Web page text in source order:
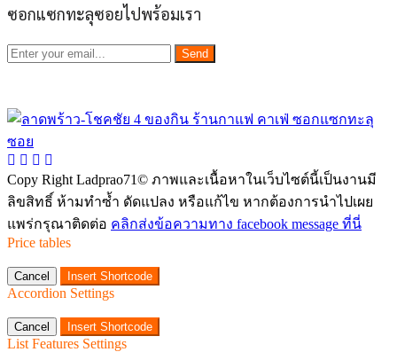
ซอกแซกทะลุซอยไปพร้อมเรา
Send
Copy Right Ladprao71© ภาพและเนื้อหาในเว็บไซต์นี้เป็นงานมี
ลิขสิทธิ์ ห้ามทำซ้ำ ดัดแปลง หรือแก้ไข หากต้องการนำไปเผย
แพร่กรุณาติดต่อ คลิกส่งข้อความทาง facebook message ที่นี่
Price tables
Cancel Insert Shortcode
Accordion Settings
Cancel Insert Shortcode
List Features Settings